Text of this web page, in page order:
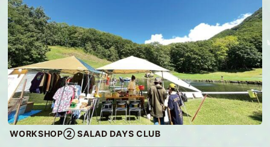
WORKSHOP② SALAD DAYS CLUB